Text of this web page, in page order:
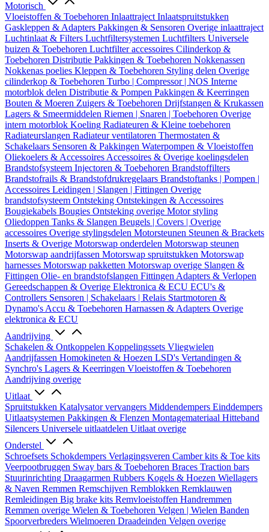
Motorisch
Vloeistoffen & Toebehoren Inlaattraject Inlaatspruitstukken
Gaskleppen & Adapters Pakkingen & Sensoren Overige inlaattraject
Luchtinlaat & Filters Luchtfiltersystemen Luchtfilters Universele
buizen & Toebehoren Luchtfilter accessoires Cilinderkop &
Toebehoren Distributie Pakkingen & Toebehoren Nokkenassen
Nokkenas poelies Kleppen & Toebehoren Styling delen Overige
cilinderkop & Toebehoren Turbo | Compressor | NOS Interne
motorblok delen Distributie & Pompen Pakkingen & Keerringen
Bouten & Moeren Zuigers & Toebehoren Drijfstangen & Krukassen
Lagers & Smeermiddelen Riemen | Snaren | Toebehoren Overige
intern motorblok Koeling Radiateuren & Kleine toebehoren
Radiateurslangen Radiateur ventilatoren Thermostaten &
Schakelaars Sensoren & Pakkingen Waterpompen & Vloeistoffen
Oliekoelers & Accessoires Accessoires & Overige koelingsdelen
Brandstofsysteem Injectoren & Toebehoren Brandstoffilters
Brandstofrails & Brandstofdrukregelaars Brandstoftanks | Pompen |
Accessoires Leidingen | Slangen | Fittingen Overige
brandstofsysteem Ontsteking Ontstekingen & Accessoires
Bougiekabels Bougies Ontsteking overige Motor styling
Oliedoppen Tanks & Slangen Beugels | Covers | Overige
accessoires Overige stylingsdelen Motorsteunen Steunen & Brackets
Inserts & Overige Motorswap onderdelen Motorswap steunen
Motorswap aandrijfassen Motorswap spruitstukken Motorswap
harnesses Motorswap pakketten Motorswap overige Slangen &
Fittingen Olie- en brandstofslangen Fittingen Adapters & Verlopen
Gereedschappen & Overige Elektronica & ECU ECU's &
Controllers Sensoren | Schakelaars | Relais Startmotoren &
Dynamo's Accu & Toebehoren Harnassen & Adapters Overige
elektronica & ECU
Aandrijving
Schakelen & Ontkoppelen Koppelingssets Vliegwielen
Aandrijfassen Homokineten & Hoezen LSD's Vertandingen &
Synchro's Lagers & Keerringen Vloeistoffen & Toebehoren
Aandrijving overige
Uitlaat
Spruitstukken Katalysator vervangers Middendempers Einddempers
Uitlaatsystemen Pakkingen & Flenzen Montagemateriaal Hitteband
Silencers Universele uitlaatdelen Uitlaat overige
Onderstel
Schroefsets Schokdempers Verlagingsveren Camber kits & Toe kits
Veerpootbruggen Sway bars & Toebehoren Braces Traction bars
Stuurinrichting Draagarmen Rubbers Kogels & Hoezen Wiellagers
& Naven Remmen Remschijven Remblokken Remklauwen
Remleidingen Big brake kits Remvloeistoffen Handremmen
Remmen overige Wielen & Toebehoren Velgen | Wielen Banden
Spoorverbreders Wielmoeren Draadeinden Velgen overige